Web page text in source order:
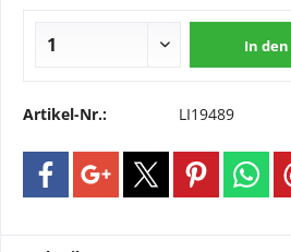
In den
Artikel-Nr.: LI19489